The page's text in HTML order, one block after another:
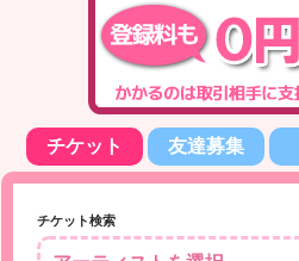
チケット 友達募集
チケット検索